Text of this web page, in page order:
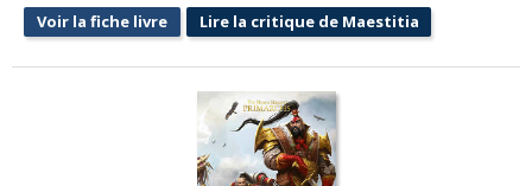
Voir la fiche livre Lire la critique de Maestitia